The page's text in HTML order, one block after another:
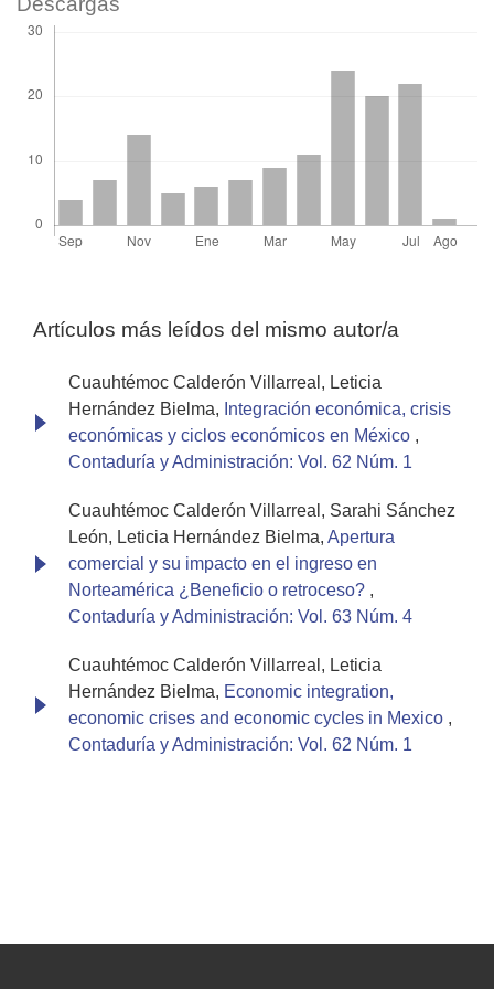
Artículos más leídos del mismo autor/a
Cuauhtémoc Calderón Villarreal, Leticia
Hernández Bielma, Integración económica, crisis
económicas y ciclos económicos en México ,
Contaduría y Administración: Vol. 62 Núm. 1
Cuauhtémoc Calderón Villarreal, Sarahi Sánchez
León, Leticia Hernández Bielma, Apertura
comercial y su impacto en el ingreso en
Norteamérica ¿Beneficio o retroceso? ,
Contaduría y Administración: Vol. 63 Núm. 4
Cuauhtémoc Calderón Villarreal, Leticia
Hernández Bielma, Economic integration,
economic crises and economic cycles in Mexico ,
Contaduría y Administración: Vol. 62 Núm. 1